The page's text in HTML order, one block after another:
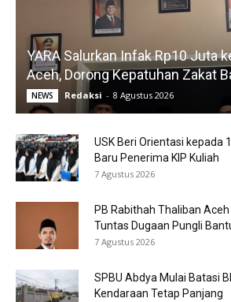
YARA Salurkan Infak Rp10 Juta
Aceh, Dorong Kepatuhan Zakat
NEWS Redaksi - 8 Agustus 2026
USK Beri Orientasi kepada
Baru Penerima KIP Kuliah
7 Agustus 2026
PB Rabithah Thaliban
Tuntas Dugaan Pungli
7 Agustus 2026
SPBU Abdya Mulai Batasi
Kendaraan Tetap Panjang